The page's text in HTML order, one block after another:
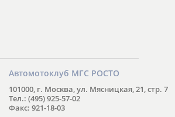
Автомотоклуб МГС РОСТО
101000, г. Москва, ул. Мясницкая, 21, стр. 7
Тел.: (495) 925-57-02
Факс: 921-18-03